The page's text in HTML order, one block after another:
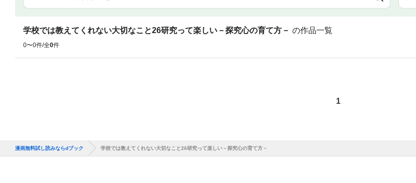
学校では教えてくれない大切なこと26研究って楽しい－探究心の育て方－ の作品一覧
0〜0件/全0件
1
漫画無料試し読みならdブック 学校では教えてくれない大切なこと26研究って楽しい－探究心の育て方－